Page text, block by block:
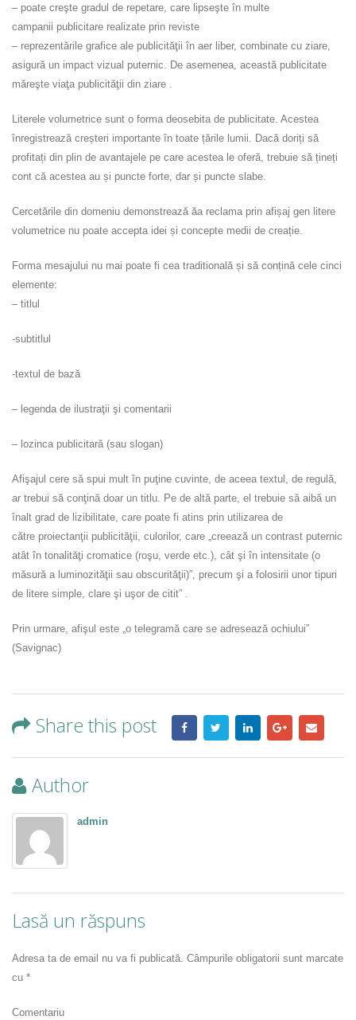
– poate creşte gradul de repetare, care lipseşte în multe
campanii publicitare realizate prin reviste
– reprezentările grafice ale publicităţii în aer liber, combinate cu ziare,
asigură un impact vizual puternic. De asemenea, această publicitate
măreşte viaţa publicităţii din ziare .
Literele volumetrice sunt o forma deosebita de publicitate. Acestea
înregistrează creșteri importante în toate țările lumii. Dacă doriți să
profitați din plin de avantajele pe care acestea le oferă, trebuie să țineți
cont că acestea au și puncte forte, dar și puncte slabe.
Cercetările din domeniu demonstrează ăa reclama prin afișaj gen litere
volumetrice nu poate accepta idei și concepte medii de creație.
Forma mesajului nu mai poate fi cea traditională și să conțină cele cinci
elemente:
– titlul
-subtitlul
-textul de bază
– legenda de ilustraţii şi comentarii
– lozinca publicitară (sau slogan)
Afişajul cere să spui mult în puţine cuvinte, de aceea textul, de regulă,
ar trebui să conţină doar un titlu. Pe de altă parte, el trebuie să aibă un
înalt grad de lizibilitate, care poate fi atins prin utilizarea de
către proiectanţii publicităţii, culorilor, care „creează un contrast puternic
atât în tonalităţi cromatice (roşu, verde etc.), cât şi în intensitate (o
măsură a luminozităţii sau obscurităţii)”, precum şi a folosirii unor tipuri
de litere simple, clare şi uşor de citit” .
Prin urmare, afişul este „o telegramă care se adresează ochiului”
(Savignac)
Share this post
Author
admin
Lasă un răspuns
Adresa ta de email nu va fi publicată. Câmpurile obligatorii sunt marcate
cu *
Comentariu